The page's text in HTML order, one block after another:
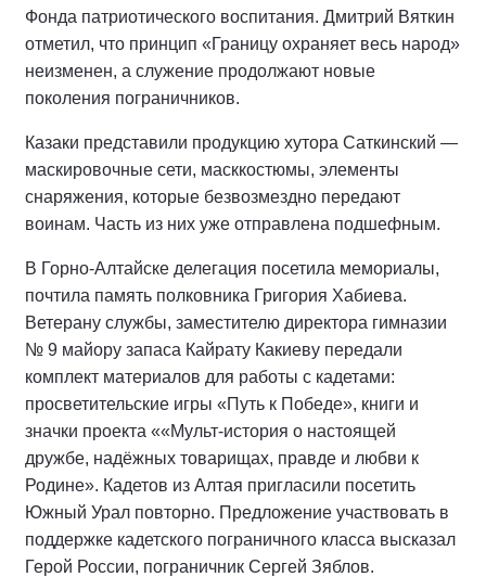
Фонда патриотического воспитания. Дмитрий Вяткин
отметил, что принцип «Границу охраняет весь народ»
неизменен, а служение продолжают новые
поколения пограничников.
Казаки представили продукцию хутора Саткинский —
маскировочные сети, масккостюмы, элементы
снаряжения, которые безвозмездно передают
воинам. Часть из них уже отправлена подшефным.
В Горно-Алтайске делегация посетила мемориалы,
почтила память полковника Григория Хабиева.
Ветерану службы, заместителю директора гимназии
№ 9 майору запаса Кайрату Какиеву передали
комплект материалов для работы с кадетами:
просветительские игры «Путь к Победе», книги и
значки проекта ««Мульт-история о настоящей
дружбе, надёжных товарищах, правде и любви к
Родине». Кадетов из Алтая пригласили посетить
Южный Урал повторно. Предложение участвовать в
поддержке кадетского пограничного класса высказал
Герой России, пограничник Сергей Зяблов.